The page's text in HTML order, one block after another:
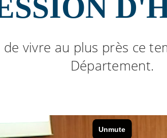
de vivre au plus près ce
Département.